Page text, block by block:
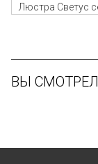
Люстра Светус
ВЫ